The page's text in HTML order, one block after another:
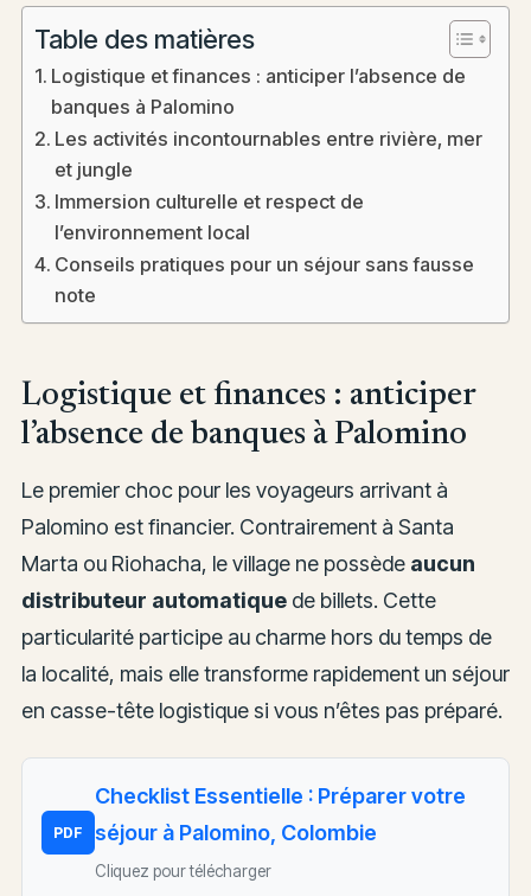
Table des matières
Logistique et finances : anticiper l’absence de
banques à Palomino
Les activités incontournables entre rivière, mer
et jungle
Immersion culturelle et respect de
l’environnement local
Conseils pratiques pour un séjour sans fausse
note
Logistique et finances : anticiper
l’absence de banques à Palomino
Le premier choc pour les voyageurs arrivant à
Palomino est financier. Contrairement à Santa
Marta ou Riohacha, le village ne possède aucun
distributeur automatiquede billets. Cette
particularité participe au charme hors du temps de
la localité, mais elle transforme rapidement un séjour
en casse-tête logistique si vous n’êtes pas préparé.
PDF
Checklist Essentielle : Préparer votre
séjour à Palomino, Colombie
Cliquez pour télécharger